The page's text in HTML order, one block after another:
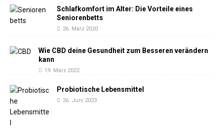
Schlafkomfort im Alter: Die Vorteile eines
Seniorenbetts
26. März 2020
Wie CBD deine Gesundheit zum Besseren verändern
kann
19. März 2022
Probiotische Lebensmittel
26. Juni 2023